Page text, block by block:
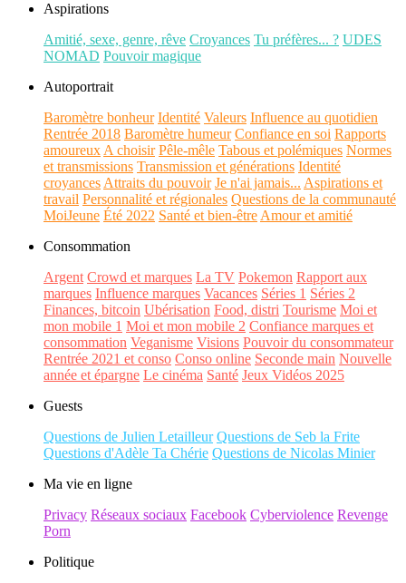
Aspirations
Amitié, sexe, genre, rêve Croyances Tu préfères... ? UDES
NOMAD Pouvoir magique
Autoportrait
Baromètre bonheur Identité Valeurs Influence au quotidien
Rentrée 2018 Baromètre humeur Confiance en soi Rapports
amoureux A choisir Pêle-mêle Tabous et polémiques Normes
et transmissions Transmission et générations Identité
croyances Attraits du pouvoir Je n'ai jamais... Aspirations et
travail Personnalité et régionales Questions de la communauté
MoiJeune Été 2022 Santé et bien-être Amour et amitié
Consommation
Argent Crowd et marques La TV Pokemon Rapport aux
marques Influence marques Vacances Séries 1 Séries 2
Finances, bitcoin Ubérisation Food, distri Tourisme Moi et
mon mobile 1 Moi et mon mobile 2 Confiance marques et
consommation Veganisme Visions Pouvoir du consommateur
Rentrée 2021 et conso Conso online Seconde main Nouvelle
année et épargne Le cinéma Santé Jeux Vidéos 2025
Guests
Questions de Julien Letailleur Questions de Seb la Frite
Questions d'Adèle Ta Chérie Questions de Nicolas Minier
Ma vie en ligne
Privacy Réseaux sociaux Facebook Cyberviolence Revenge
Porn
Politique